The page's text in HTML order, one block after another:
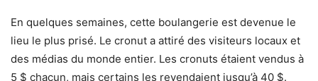
En quelques semaines, cette boulangerie est devenue le
lieu le plus prisé. Le cronut a attiré des visiteurs locaux et
des médias du monde entier. Les cronuts étaient vendus à
5 $ chacun, mais certains les revendaient jusqu’à 40 $.